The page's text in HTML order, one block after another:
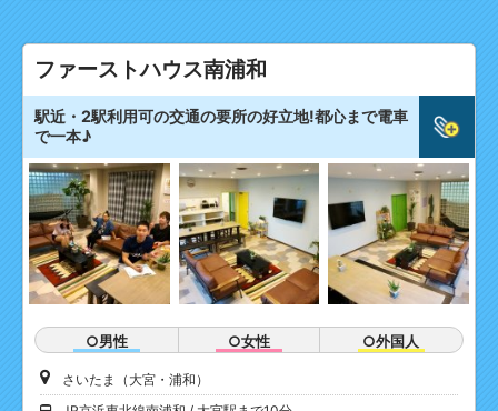
ファーストハウス南浦和
駅近・2駅利用可の交通の要所の好立地!都心まで電車
で一本♪
○男性 ○女性 ○外国人
さいたま（大宮・浦和）